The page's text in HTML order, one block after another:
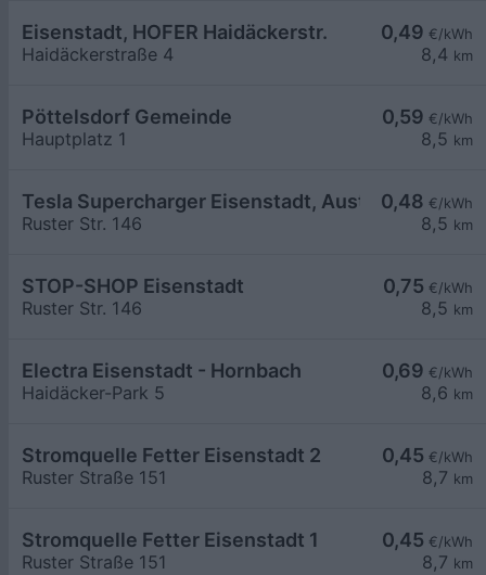
0,49 €/kWh
8,4 km
Eisenstadt, HOFER Haidäckerstr.
Haidäckerstraße 4
0,59 €/kWh
8,5 km
Pöttelsdorf Gemeinde
Hauptplatz 1
0,48 €/kWh
8,5 km
Tesla Supercharger Eisenstadt, Austria
Ruster Str. 146
0,75 €/kWh
8,5 km
STOP-SHOP Eisenstadt
Ruster Str. 146
0,69 €/kWh
8,6 km
Electra Eisenstadt - Hornbach
Haidäcker-Park 5
0,45 €/kWh
8,7 km
Stromquelle Fetter Eisenstadt 2
Ruster Straße 151
0,45 €/kWh
8,7 km
Stromquelle Fetter Eisenstadt 1
Ruster Straße 151